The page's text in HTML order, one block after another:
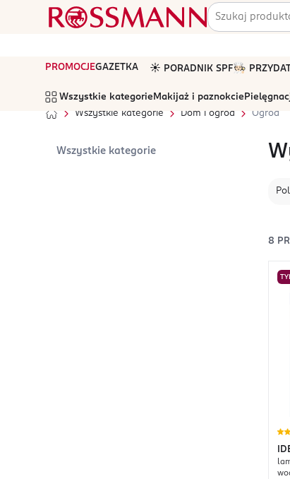
PROMOCJEGAZETKA ☀️ PORADNIK SPF🧑🏻‍🍳
Wszystkie kategorie Makijaż i paznokcie
Wszystkie kategorie
Dom i ogród Ogród
Wszystkie kategorie
8